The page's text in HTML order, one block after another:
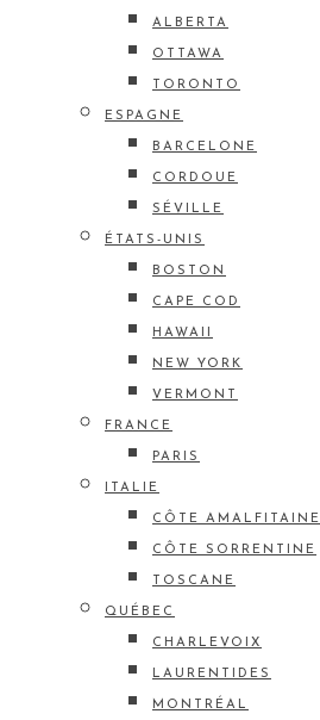
ALBERTA
OTTAWA
TORONTO
ESPAGNE
BARCELONE
CORDOUE
SÉVILLE
ÉTATS-UNIS
BOSTON
CAPE COD
HAWAII
NEW YORK
VERMONT
FRANCE
PARIS
ITALIE
CÔTE AMALFITAINE
CÔTE SORRENTINE
TOSCANE
QUÉBEC
CHARLEVOIX
LAURENTIDES
MONTRÉAL